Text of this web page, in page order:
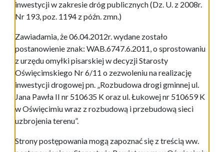
inwestycji w zakresie dróg publicznych (Dz. U. z 2008r.
Nr 193, poz. 1194 z późn. zmn.)
Zawiadamia, że 06.04.2012r. wydane zostało
postanowienie znak: WAB.6747.6.2011, o sprostowaniu
z urzędu omyłki pisarskiej w decyzji Starosty
Oświęcimskiego Nr 6/11 o zezwoleniu na realizację
inwestycji drogowej pn. „Rozbudowa drogi gminnej ul.
Jana Pawła II nr 510635 K oraz ul. Łukowej nr 510659 K
w Oświęcimiu wraz z rozbudową i przebudową sieci
uzbrojenia terenu”.
Strony postępowania mogą zapoznać się z treścią ww.